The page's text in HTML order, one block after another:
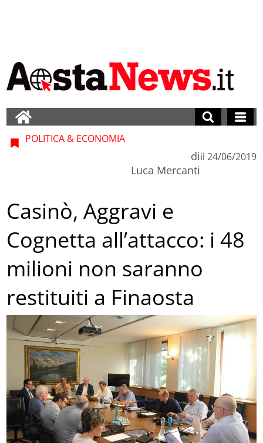
POLITICA & ECONOMIA
di
Luca Mercanti
il 24/06/2019
Casinò, Aggravi e
Cognetta all’attacco: i 48
milioni non saranno
restituiti a Finaosta